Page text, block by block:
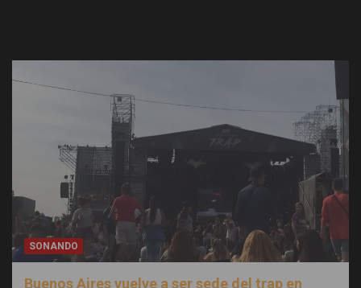
SONANDO
Buenos Aires vuelve a ser sede del trap en